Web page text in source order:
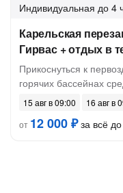
Индивидуальная до 4
Карельская
Гирвас + отдых в
Прикоснуться к
горячих бассейнах
15 авг в 09:00
16 авг в
от 12 000 ₽за всё